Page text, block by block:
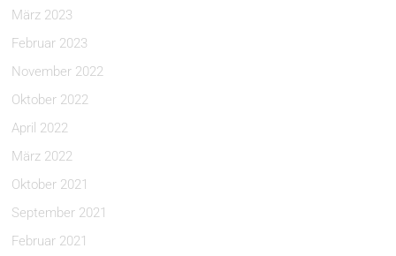
März 2023
Februar 2023
November 2022
Oktober 2022
April 2022
März 2022
Oktober 2021
September 2021
Februar 2021